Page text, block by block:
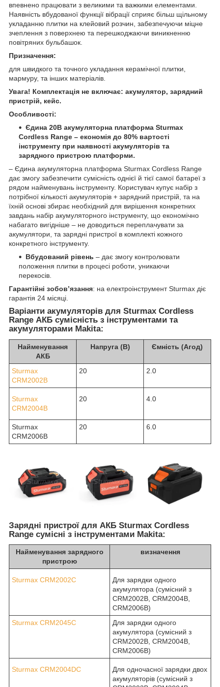
впевнено працювати з великими та важкими елементами.
Наявність вбудованої функції вібрації сприяє більш щільному
укладанню плитки на клейовий розчин, забезпечуючи міцне
зчеплення з поверхнею та перешкоджаючи виникненню
повітряних бульбашок.
Призначення:
для швидкого та точного укладання керамічної плитки,
мармуру, та інших матеріалів.
Увага! Комплектація не включає: акумулятор, зарядний
пристрій, кейс.
Особливості:
Єдина 20В акумуляторна платформа Sturmax
Cordless Range – економія до 80% вартості
інструменту при наявності акумуляторів та
зарядного пристрою платформи.
– Єдина акумуляторна платформа Sturmax Cordless Range
дає змогу забезпечити сумісність однієї й тієї самої батареї з
рядом найменувань інструменту. Користувач купує набір з
потрібної кількості акумуляторів + зарядний пристрій, та на
їхній основі збирає необхідний для вирішення конкретних
завдань набір акумуляторного інструменту, що економічно
набагато вигідніше – не доводиться переплачувати за
акумулятори, та зарядні пристрої в комплекті кожного
конкретного інструменту.
Вбудований рівень – дає змогу контролювати
положення плитки в процесі роботи, уникаючи
перекосів.
Гарантійні зобов’язання: на електроінструмент Sturmax діє
гарантія 24 місяці.
Варіанти акумуляторів для Sturmax Cordless
Range АКБ сумісність з інструментами та
акумуляторами Makita:
Найменування
АКБ
Напруга (В) Ємність (Агод)
Sturmax
CRM2002B
20 2.0
Sturmax
CRM2004B
20 4.0
Sturmax
CRM2006B
20 6.0
Зарядні пристрої для АКБ Sturmax Cordless
Range сумісні з інструментами Makita:
Найменування зарядного
пристрою
визначення
Sturmax CRM2002С
Для зарядки одного
акумулятора (сумісний з
CRM2002B, CRM2004B,
CRM2006B)
Sturmax CRM2045С
Для зарядки одного
акумулятора (сумісний з
CRM2002B, CRM2004B,
CRM2006B)
Sturmax CRM2004DС
Для одночасної зарядки двох
акумуляторів (сумісний з